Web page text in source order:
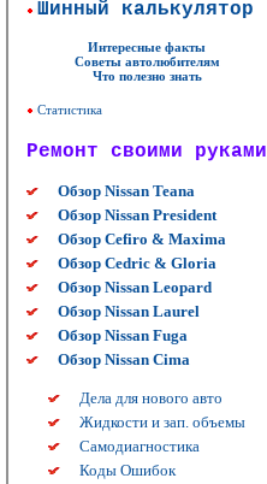
Шинный калькулятор
Интересные факты
Советы автолюбителям
Что полезно знать
Статистика
Ремонт своими руками
Обзор Nissan Teana
Обзор Nissan President
Обзор Cefiro & Maxima
Обзор Cedric & Gloria
Обзор Nissan Leopard
Обзор Nissan Laurel
Обзор Nissan Fuga
Обзор Nissan Cima
Дела для нового авто
Жидкости и зап. объемы
Самодиагностика
Коды Ошибок